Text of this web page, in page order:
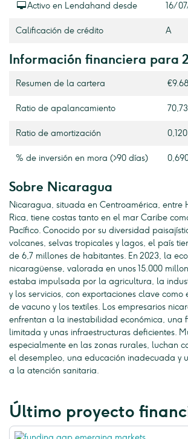
Activo en Lendahand desde 16/
Calificación de crédito A
Información financiera para
Resumen de la cartera
Ratio de apalancamiento
Ratio de amortización
% de inversión en mora (>90 días)
Sobre Nicaragua
Nicaragua, situada en Centroamérica, entre
Rica, tiene costas tanto en el mar Caribe
Pacífico. Conocido por su diversidad
volcanes, selvas tropicales y lagos, el país
de 6,7 millones de habitantes. En 2023, la
nicaragüense, valorada en unos 15.000
estaba impulsada por la agricultura, la
y los servicios, con exportaciones clave
de vacuno y los textiles. Los empresarios
enfrentan a la inestabilidad económica, una
limitada y unas infraestructuras deficientes.
especialmente en las zonas rurales, luchan
el desempleo, una educación inadecuada y
a la atención sanitaria.
Último proyecto